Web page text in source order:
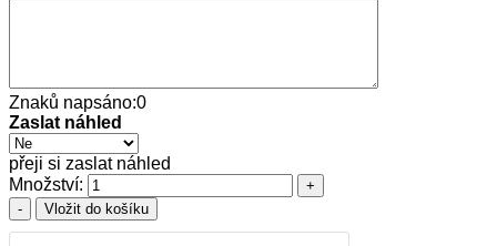
Znaků napsáno:0
Zaslat náhled
přeji si zaslat náhled
Množství: